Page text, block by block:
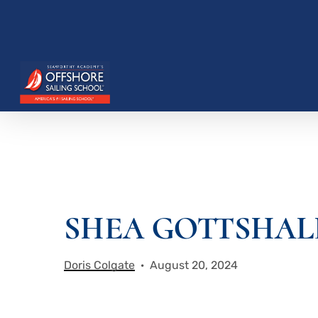
Drücken Sie die Eingabetaste, um zu suchen,
SHEA
Doris Colgate August 20, 2024